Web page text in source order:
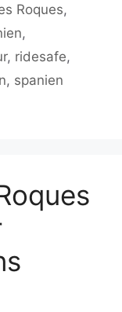
Roques,
,
, ridesafe,
, spanien